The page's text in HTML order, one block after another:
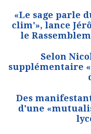
«Le sage parle
clim'», lance
le
Selon
supplémentaire
Des
d'une